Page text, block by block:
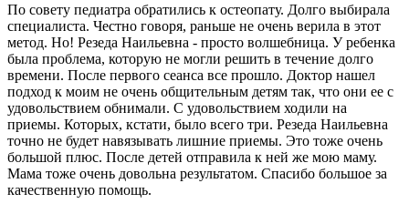
По совету педиатра обратились к остеопату. Долго выбирала
специалиста. Честно говоря, раньше не очень верила в этот
метод. Но! Резеда Наильевна - просто волшебница. У ребенка
была проблема, которую не могли решить в течение долго
времени. После первого сеанса все прошло. Доктор нашел
подход к моим не очень общительным детям так, что они ее с
удовольствием обнимали. С удовольствием ходили на
приемы. Которых, кстати, было всего три. Резеда Наильевна
точно не будет навязывать лишние приемы. Это тоже очень
большой плюс. После детей отправила к ней же мою маму.
Мама тоже очень довольна результатом. Спасибо большое за
качественную помощь.